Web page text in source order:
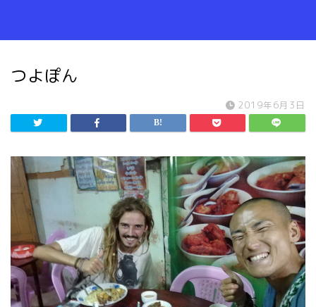
つよぽん
2019年6月3日